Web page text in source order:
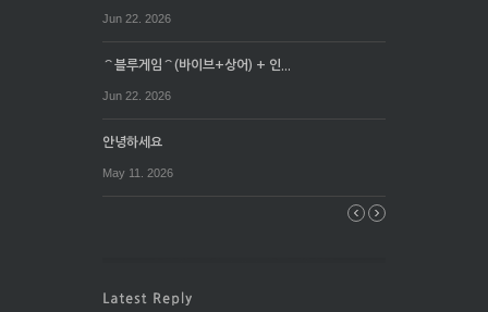
Jun 22. 2026
⌒블루게임⌒(바이브+상어) + 인...
Jun 22. 2026
안녕하세요
May 11. 2026